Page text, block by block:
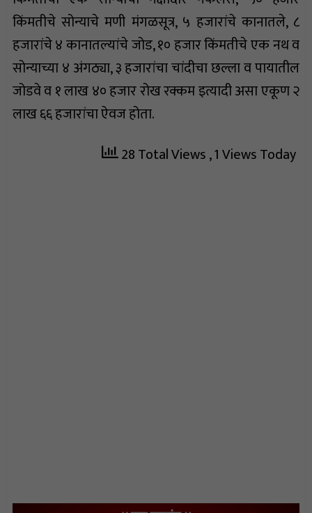
किंमतीचे सोन्याचे मणी मंगळसूत्र, ५ हजारांचे कानातले, ८
हजारांचे ४ कानातल्यांचे जोड, १० हजार किंमतीचे एक नथ व
सोन्याच्या ४ अंगठ्या, ३ हजारांचा चांदीचा छल्ला व पायातील
जोडवे व १ लाख ४० हजार रोख रक्कम इत्यादी असा एकूण २
लाख ६६ हजारांचा ऐवज होता.
28 Total Views, 1 Views Today